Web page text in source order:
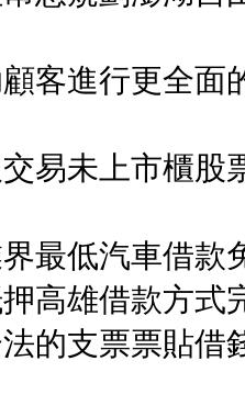
客進行更全面
易未上市櫃股
最低汽車借款
高雄借款方式
的支票票貼借